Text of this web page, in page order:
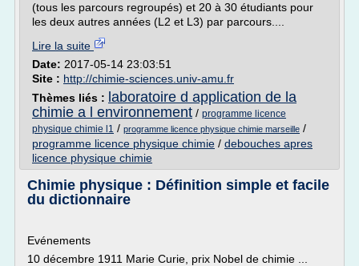
(tous les parcours regroupés) et 20 à 30 étudiants pour
les deux autres années (L2 et L3) par parcours....
Lire la suite
Date: 2017-05-14 23:03:51
Site : http://chimie-sciences.univ-amu.fr
Thèmes liés : laboratoire d application de la
chimie a l environnement / programme licence
physique chimie l1 / programme licence physique chimie marseille /
programme licence physique chimie / debouches apres
licence physique chimie
Chimie physique : Définition simple et facile
du dictionnaire
Evénements
10 décembre 1911 Marie Curie, prix Nobel de chimie ...